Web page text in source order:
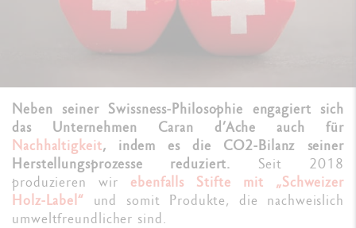
Neben seiner Swissness-Philosophie engagiert sich
das Unternehmen Caran d’Ache auch für
Nachhaltigkeit, indem es die CO2-Bilanz seiner
Herstellungsprozesse reduziert. Seit 2018
produzieren wir ebenfalls Stifte mit „Schweizer
Holz-Label“ und somit Produkte, die nachweislich
umweltfreundlicher sind.